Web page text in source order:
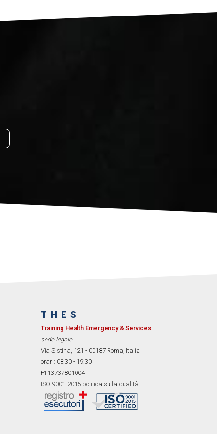
THES
Training Health Emergency & Services
sede legale
Via Sistina, 121 - 00187 Roma, Italia
orari: 08:30 - 19:30
PI 13737801004
ISO 9001-2015 politica sulla qualità